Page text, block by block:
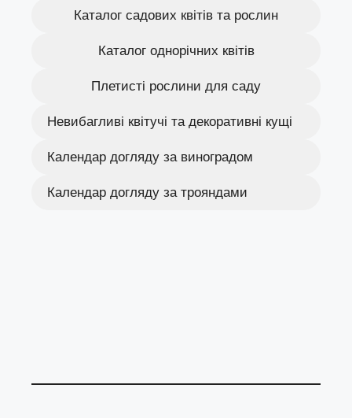
Каталог садових квітів та рослин
Каталог однорічних квітів
Плетисті рослини для саду
Невибагливі квітучі та декоративні кущі
Календар догляду за виноградом
Календар догляду за трояндами